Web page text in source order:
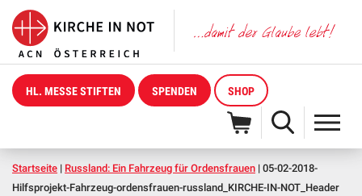
HL. MESSE STIFTEN SPENDEN SHOP
Startseite | Russland: Ein Fahrzeug für Ordensfrauen | 05-02-2018-
Hilfsprojekt-Fahrzeug-ordensfrauen-russland_KIRCHE-IN-NOT_Header